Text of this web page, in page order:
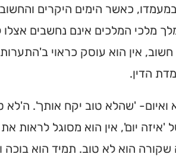
כאשר הימים היקרים
מלכי המלכים אינם נחשבים אצלו
אין הוא עוסק כראוי
הדין.
ואיום- 'שהלא טוב יקח אותך'. ה'לא
יום', אין הוא מסוגל לראות
שקורה הוא לא טוב. תמיד הוא